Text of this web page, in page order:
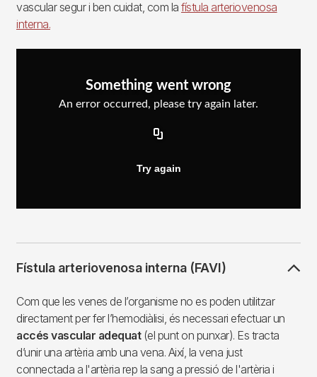
vascular segur i ben cuidat, com la fístula arteriovenosa
interna.
Fístula arteriovenosa interna (FAVI)
Com que les venes de l’organisme no es poden utilitzar
directament per fer l’hemodiàlisi, és necessari efectuar un
accés vascular adequat(el punt on punxar). Es tracta
d’unir una artèria amb una vena. Així, la vena just
connectada a l'artèria rep la sang a pressió de l'artèria i